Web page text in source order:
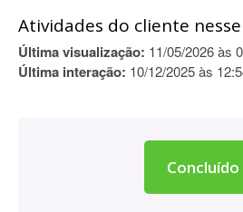
Atividades do cliente
Última visualização: 11/05/2026 às
Última interação: 10/12/2025 às
Concluído